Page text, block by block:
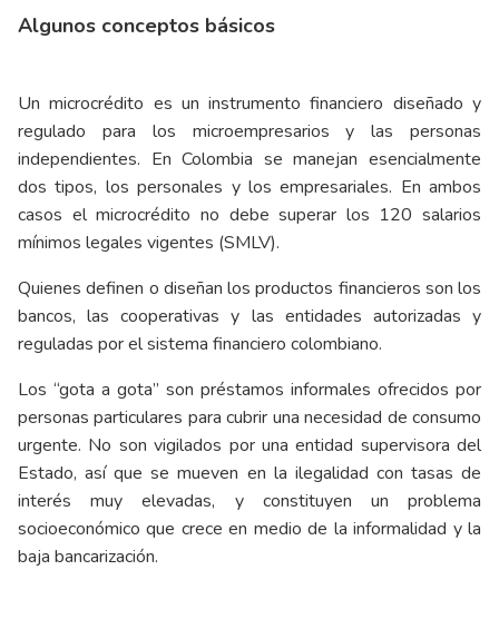
Algunos conceptos básicos
Un microcrédito es un instrumento financiero diseñado y
regulado para los microempresarios y las personas
independientes. En Colombia se manejan esencialmente
dos tipos, los personales y los empresariales. En ambos
casos el microcrédito no debe superar los 120 salarios
mínimos legales vigentes (SMLV).
Quienes definen o diseñan los productos financieros son los
bancos, las cooperativas y las entidades autorizadas y
reguladas por el sistema financiero colombiano.
Los “gota a gota” son préstamos informales ofrecidos por
personas particulares para cubrir una necesidad de consumo
urgente. No son vigilados por una entidad supervisora del
Estado, así que se mueven en la ilegalidad con tasas de
interés muy elevadas, y constituyen un problema
socioeconómico que crece en medio de la informalidad y la
baja bancarización.